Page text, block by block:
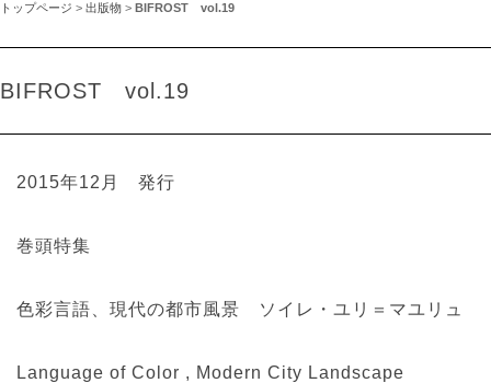
トップページ > 出版物 > BIFROST vol.19
BIFROST vol.19
2015年12月 発行
巻頭特集
色彩言語、現代の都市風景 ソイレ・ユリ＝マユリュ
Language of Color , Modern City Landscape